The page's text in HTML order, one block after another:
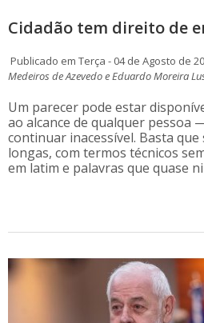
Cidadão tem direito de
Publicado em Terça - 04 de Agosto de
Medeiros de Azevedo e Eduardo Moreira
Um parecer pode estar
ao alcance de qualquer pessoa
continuar inacessível. Basta
longas, com termos técnicos
em latim e palavras que quase